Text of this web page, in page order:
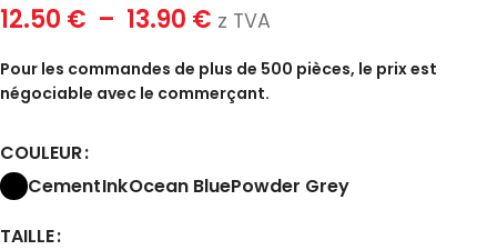
12.50 € – 13.90 € z TVA
Pour les commandes de plus de 500 pièces, le prix est
négociable avec le commerçant.
COULEUR
CementInkOcean BluePowder Grey
TAILLE